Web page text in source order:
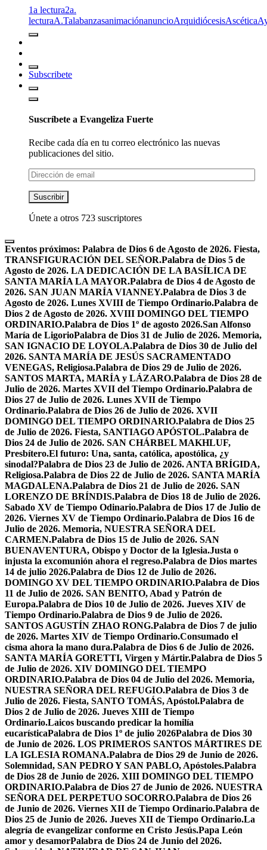
1a lectura2a.
lecturaA.TalabanzasanimaciónanuncioArquidiócesisAscética
Subscribete
Suscríbete a Evangeliza Fuerte
Recibe cada día en tu correo electrónico las nuevas
publicaciones del sitio.
Dirección
de
email
Suscribir
Únete a otros 723 suscriptores
Eventos próximos: Palabra de Dios 6 de Agosto de 2026. Fiesta,
TRANSFIGURACIÓN DEL SEÑOR.Palabra de Dios 5 de
Agosto de 2026. LA DEDICACIÓN DE LA BASÍLICA DE
SANTA MARÍA LA MAYOR.Palabra de Dios 4 de Agosto de
2026. SAN JUAN MARÍA VIANNEY.Palabra de Dios 3 de
Agosto de 2026. Lunes XVIII de Tiempo Ordinario.Palabra de
Dios 2 de Agosto de 2026. XVIII DOMINGO DEL TIEMPO
ORDINARIO.Palabra de Dios 1º de agosto 2026.San Alfonso
María de LigorioPalabra de Dios 31 de Julio de 2026. Memoria,
SAN IGNACIO DE LOYOLA.Palabra de Dios 30 de Julio del
2026. SANTA MARÍA DE JESÚS SACRAMENTADO
VENEGAS, Religiosa.Palabra de Dios 29 de Julio de 2026.
SANTOS MARTA, MARÍA y LÁZARO.Palabra de Dios 28 de
Julio de 2026. Martes XVII del Tiempo Ordinario.Palabra de
Dios 27 de Julio de 2026. Lunes XVII de Tiempo
Ordinario.Palabra de Dios 26 de Julio de 2026. XVII
DOMINGO DEL TIEMPO ORDINARIO.Palabra de Dios 25
de Julio de 2026. Fiesta, SANTIAGO APÓSTOL.Palabra de
Dios 24 de Julio de 2026. SAN CHÁRBEL MAKHLUF,
Presbítero.El futuro: Una, santa, católica, apostólica, ¿y
sinodal?Palabra de Dios 23 de Julio de 2026. ANTA BRÍGIDA,
Religiosa.Palabra de Dios 22 de Julio de 2026. SANTA MARÍA
MAGDALENA.Palabra de Dios 21 de Julio de 2026. SAN
LORENZO DE BRÍNDIS.Palabra de Dios 18 de Julio de 2026.
Sabado XV de Tiempo Odinario.Palabra de Dios 17 de Julio de
2026. Viernes XV de Tiempo Ordinario.Palabra de Dios 16 de
Julio de 2026. Memoria, NUESTRA SEÑORA DEL
CARMEN.Palabra de Dios 15 de Julio de 2026. SAN
BUENAVENTURA, Obispo y Doctor de la Iglesia.Justa o
injusta la excomunión ahora el regreso.Palabra de Dios martes
14 de julio 2026.Palabra de Dios 12 de Julio de 2026.
DOMINGO XV DEL TIEMPO ORDINARIO.Palabra de Dios
11 de Julio de 2026. SAN BENITO, Abad y Patrón de
Europa.Palabra de Dios 10 de Julio de 2026. Jueves XIV de
Tiempo Ordinario.Palabra de Dios 9 de Julio de 2026.
SANTOS AGUSTÍN ZHAO RONG.Palabra de Dios 7 de julio
de 2026. Martes XIV de Tiempo Ordinario.Consumado el
cisma ahora la mano dura.Palabra de Dios 6 de Julio de 2026.
SANTA MARÍA GORETTI, Virgen y Mártir.Palabra de Dios 5
de Julio de 2026. XIV DOMINGO DEL TIEMPO
ORDINARIO.Palabra de Dios 04 de Julio del 2026. Memoria,
NUESTRA SEÑORA DEL REFUGIO.Palabra de Dios 3 de
Julio de 2026. Fiesta, SANTO TOMÁS, Apóstol.Palabra de
Dios 2 de Julio de 2026. Jueves XIII de Tiempo
Ordinario.Laicos buscando predicar la homilía
eucarísticaPalabra de Dios 1º de julio 2026Palabra de Dios 30
de Junio de 2026. LOS PRIMEROS SANTOS MÁRTIRES DE
LA IGLESIA ROMANA.Palabra de Dios 29 de Junio de 2026.
Solemnidad, SAN PEDRO Y SAN PABLO, Apóstoles.Palabra
de Dios 28 de Junio de 2026. XIII DOMINGO DEL TIEMPO
ORDINARIO.Palabra de Dios 27 de Junio de 2026. NUESTRA
SEÑORA DEL PERPETUO SOCORRO.Palabra de Dios 26
de Junio de 2026. Viernes XII de Tiempo Ordinario.Palabra de
Dios 25 de Junio de 2026. Jueves XII de Tiempo Ordinario.La
alegría de evangelizar conforme en Cristo Jesús.Papa León
amor y desamorPalabra de Dios 24 de Junio del 2026.